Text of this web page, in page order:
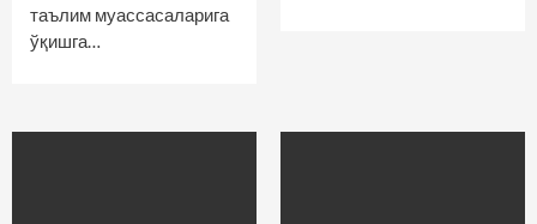
таълим муассасаларига
ўқишга…